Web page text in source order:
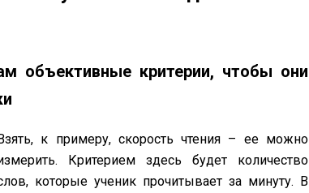
объективные критерии, чтобы они
к примеру, скорость чтения – ее можно
Критерием здесь будет количество
которые ученик прочитывает за минуту. В